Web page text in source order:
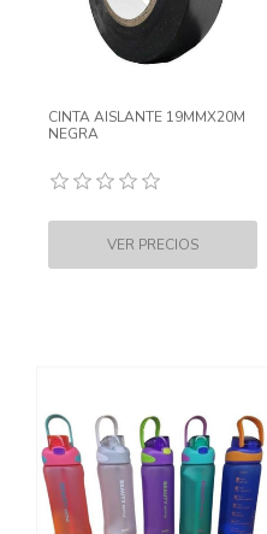
CINTA AISLANTE 19MMX20M
NEGRA